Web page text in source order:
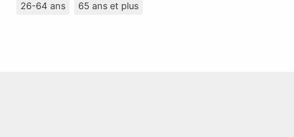
26-64 ans
65 ans et plus